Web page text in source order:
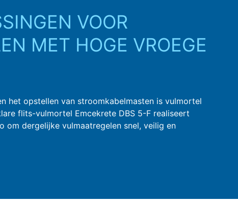
VOOR
MET HOGE VROEGE
het opstellen van stroomkabelmasten is vulmortel
flits-vulmortel Emcekrete DBS 5-F realiseert
om dergelijke vulmaatregelen snel, veilig en